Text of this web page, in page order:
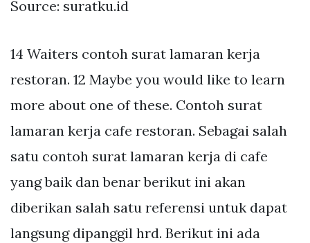
Source: suratku.id
14 Waiters contoh surat lamaran kerja
restoran. 12 Maybe you would like to learn
more about one of these. Contoh surat
lamaran kerja cafe restoran. Sebagai salah
satu contoh surat lamaran kerja di cafe
yang baik dan benar berikut ini akan
diberikan salah satu referensi untuk dapat
langsung dipanggil hrd. Berikut ini ada